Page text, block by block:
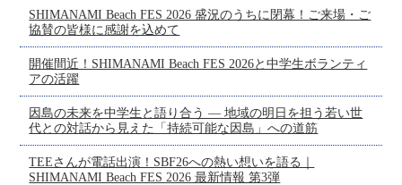
SHIMANAMI Beach FES 2026 盛況のうちに閉幕！ご来場・ご
協賛の皆様に感謝を込めて
開催間近！SHIMANAMI Beach FES 2026と中学生ボランティ
アの活躍
因島の未来を中学生と語り合う ― 地域の明日を担う若い世
代との対話から見えた「持続可能な因島」への道筋
TEEさんが電話出演！SBF26への熱い想いを語る｜
SHIMANAMI Beach FES 2026 最新情報 第3弾